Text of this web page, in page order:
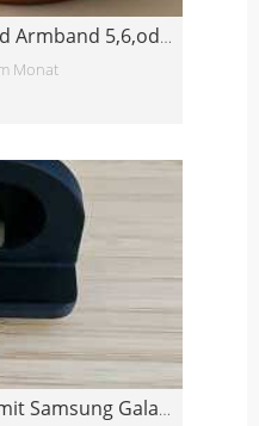
Neues Xiaomi Mi Band Armband 5,6,oder 7
Monat
Ständer Kompatibel mit Samsung Galaxy Watch 8